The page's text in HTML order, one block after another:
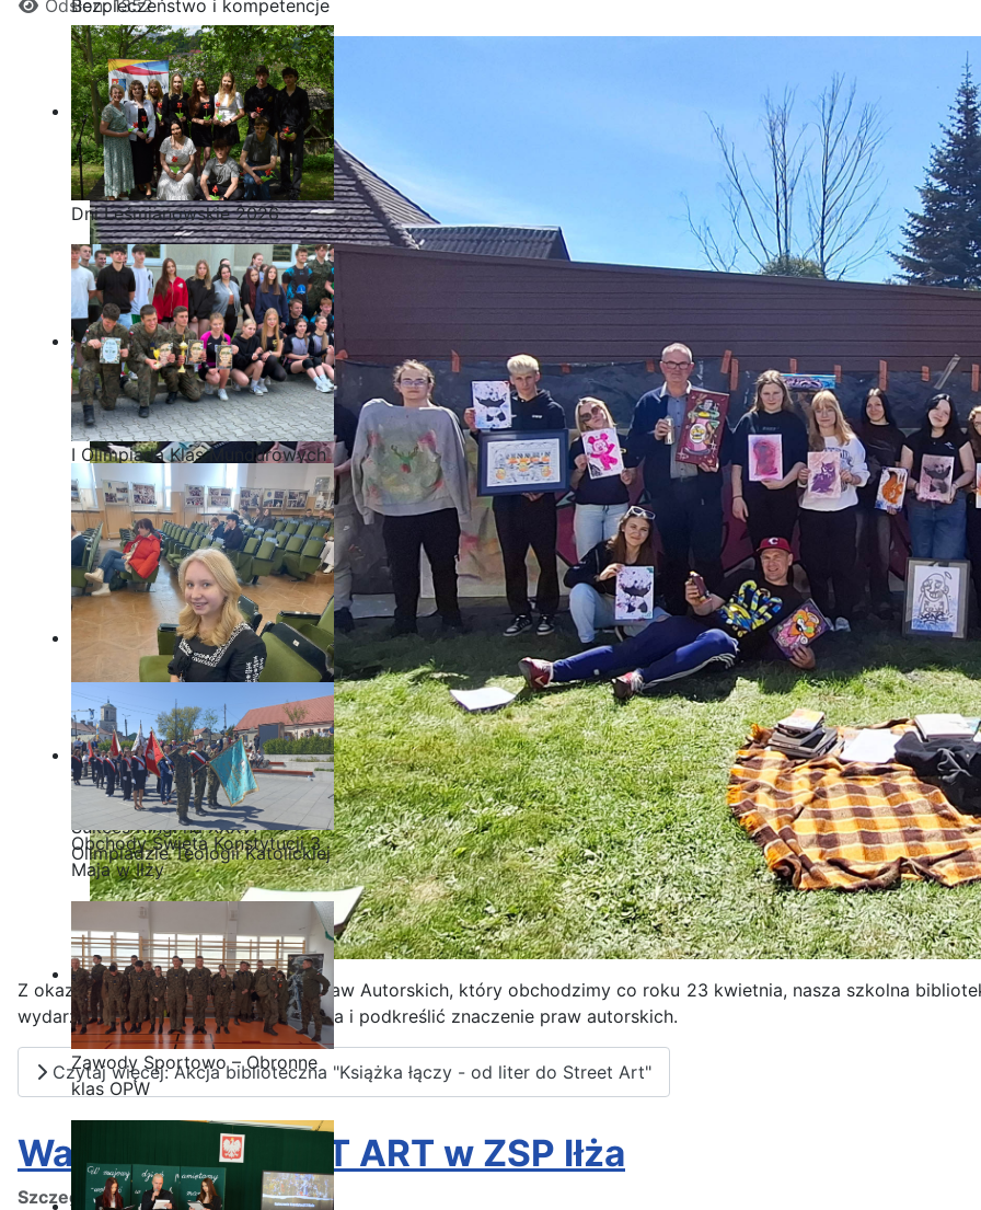
Bezpieczeństwo i kompetencje
uczniów - nasz priorytet
Dni Leśmianowskie 2026
I Olimpiada Klas Mundurowych
Sukces Kingi na XXXVI
Olimpiadzie Teologii Katolickiej
Obchody Święta Konstytucji 3
Maja w Iłży
Zawody Sportowo – Obronne
klas OPW
Odsłon: 1352
Z okazji Światowego Dnia Książki i Praw Autorskich, który obchodzimy co roku 23 kwietnia, nasza szkolna
wydarzenie, aby uczcić magię czytania i podkreślić znaczenie praw autorskich.
Czytaj więcej: Akcja biblioteczna "Książka łączy - od liter do Street Art"
Warsztaty STREET ART w ZSP Iłża
Szczegóły